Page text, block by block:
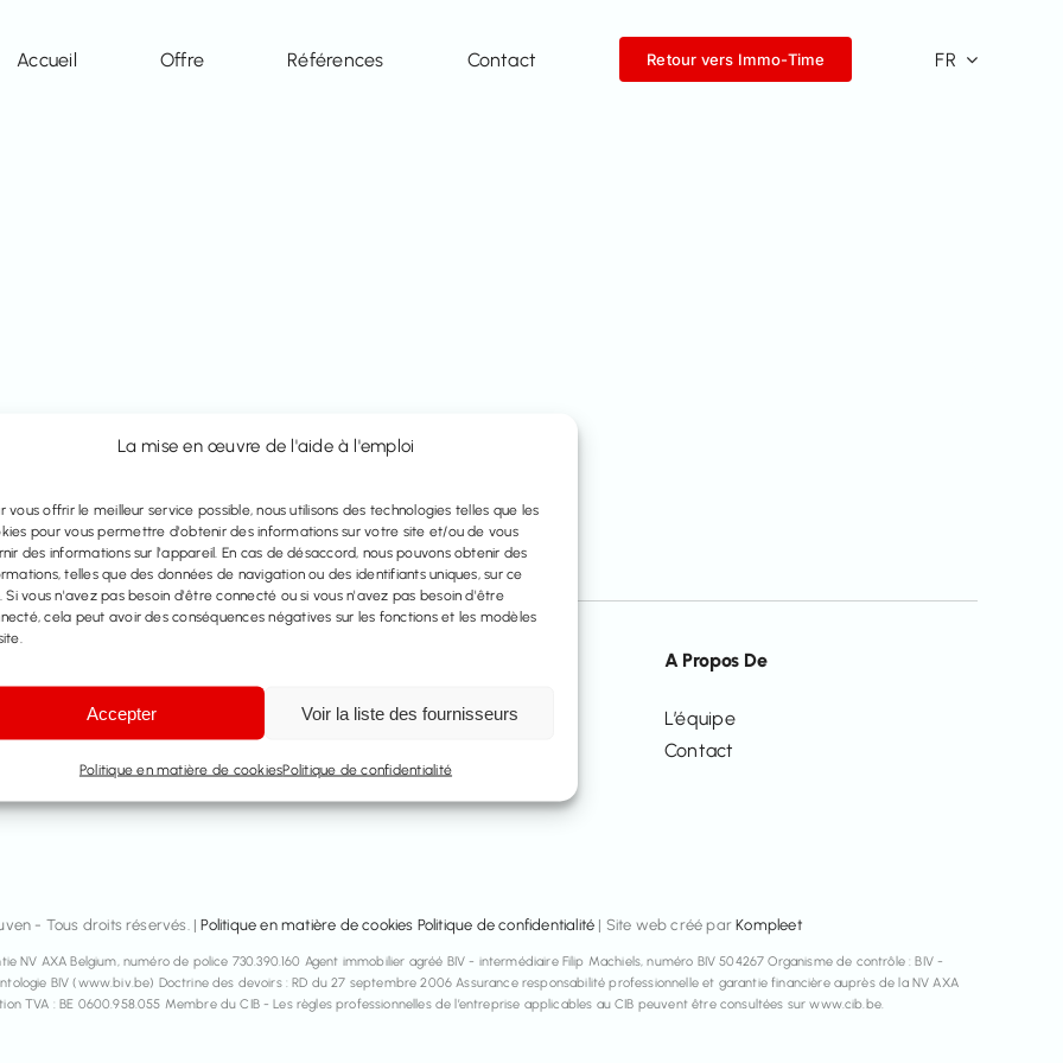
La mise en œuvre de l'aide à l'emploi
vous offrir le meilleur service possible, nous utilisons des technologies telles que les
pour vous permettre d'obtenir des informations sur votre site et/ou de vous
des informations sur l'appareil. En cas de désaccord, nous pouvons obtenir des
telles que des données de navigation ou des identifiants uniques, sur ce
Si vous n'avez pas besoin d'être connecté ou si vous n'avez pas besoin d'être
cela peut avoir des conséquences négatives sur les fonctions et les modèles
Accepter Voir la liste des fournisseurs
Politique en matière de cookiesPolitique de confidentialité
Accueil Offre Références Contact Retour vers Immo-Time FR
Vendre
Évaluation gratuite
A vendre
Références
A Propos De
L’équipe
Contact
- Tous droits réservés. |Politique en matière de cookies Politique de confidentialité | Site web créé parKompleet
NV AXA Belgium, numéro de police 730.390.160 Agent immobilier agréé BIV - intermédiaire Filip Machiels, numéro BIV 504267 Organisme de contrôle : BIV -
BIV (www.biv.be) Doctrine des devoirs : RD du 27 septembre 2006 Assurance responsabilité professionnelle et garantie financière auprès de la NV AXA
TVA : BE 0600.958.055 Membre du CIB - Les règles professionnelles de l’entreprise applicables au CIB peuvent être consultées sur www.cib.be.